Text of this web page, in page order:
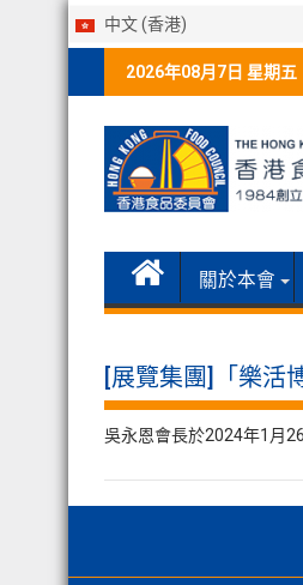
中文 (香港)
2026年08月7日 星期五
關於本會
[展覽集團]「樂活
吳永恩會長於2024年1月